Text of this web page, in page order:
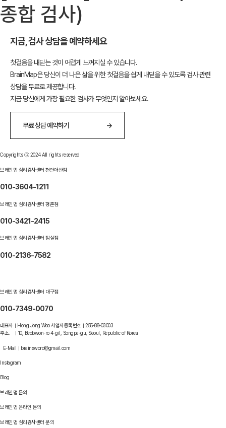
종합 검사)
지금, 검사 상담을 예약하세요
첫걸음을 내딛는 것이 어렵게 느껴지실 수 있습니다.
BrainMap은 당신이 더 나은 삶을 위한 첫걸음을 쉽게 내딛을 수 있도록 검사 관련
상담을 무료로 제공합니다.
지금 당신에게 가장 필요한 검사가 무엇인지 알아보세요.
무료 상담 예약하기 →
Copyrights ⓒ 2024 All rights reserved
브레인맵 심리검사센터 천안아산점
010-3604-1211
브레인맵 심리검사센터 평촌점
010-3421-2415
브레인맵 심리검사센터 잠실점
010-2136-7582
브레인맵 심리검사센터 대구점
010-7349-0070
대표자ㅣHong Jong Woo 사업자등록번호ㅣ255-88-03003
주소. ㅣ10, Beobwon-ro 4-gil, Songpa-gu, Seoul, Republic of Korea
E-Mailㅣbrainxword@gmail.com
Instagram
Blog
브레인맵 문의
브레인맵 온라인 문의
브레인맵 심리검사센터 문의